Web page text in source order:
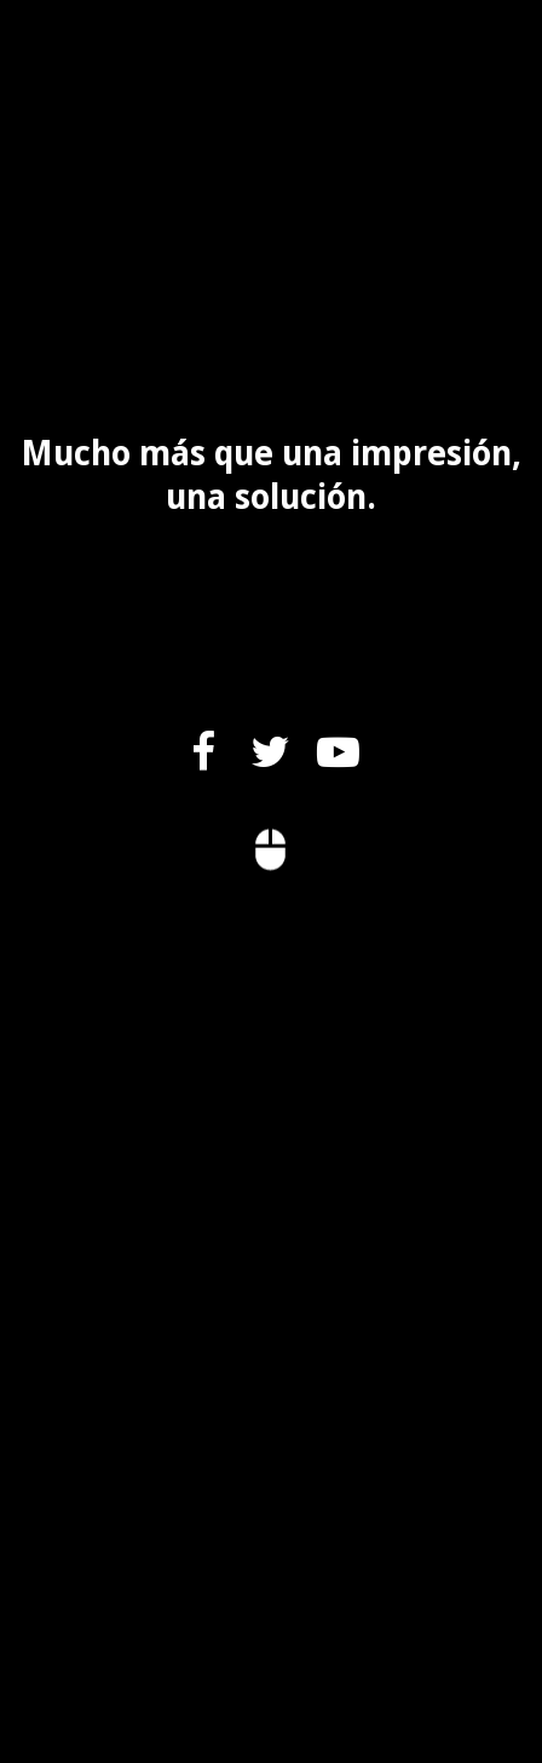
Mucho más que una impresión,
una solución.